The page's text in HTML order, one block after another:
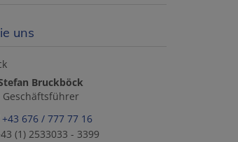
uns
Bruckböck
Geschäftsführer
676 / 777 77 16
(1) 2533033 - 3399